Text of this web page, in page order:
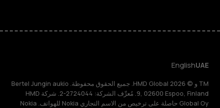
UAE
English
TM و © 2026 HMD Global. جميع الحقوق محفوظة. Bertel Jungin aukio
9, 02600 Espoo, Finland. مُعرِّف الشركة: 2724044-2. شركة HMD
Global Oy حاصلة على ترخيص من الاسم التجاري Nokia للهواتف. Nokia